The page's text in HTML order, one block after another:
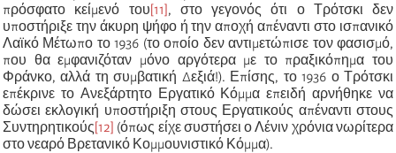
πρόσφατο κείμενό του[11], στο γεγονός ότι ο Τρότσκι δεν
υποστήριξε την άκυρη ψήφο ή την αποχή απέναντι στο ισπανικό
Λαϊκό Μέτωπο το 1936 (το οποίο δεν αντιμετώπισε τον φασισμό,
που θα εμφανιζόταν μόνο αργότερα με το πραξικόπημα του
Φράνκο, αλλά τη συμβατική Δεξιά!). Επίσης, το 1936 ο Τρότσκι
επέκρινε το Ανεξάρτητο Εργατικό Κόμμα επειδή αρνήθηκε να
δώσει εκλογική υποστήριξη στους Εργατικούς απέναντι στους
Συντηρητικούς[12] (όπως είχε συστήσει ο Λένιν χρόνια νωρίτερα
στο νεαρό Βρετανικό Κομμουνιστικό Κόμμα).